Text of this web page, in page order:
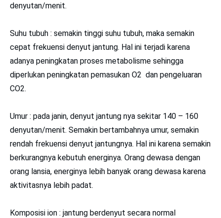
denyutan/menit.
Suhu tubuh : semakin tinggi suhu tubuh, maka semakin
cepat frekuensi denyut jantung. Hal ini terjadi karena
adanya peningkatan proses metabolisme sehingga
diperlukan peningkatan pemasukan O2 dan pengeluaran
CO2.
Umur : pada janin, denyut jantung nya sekitar 140 – 160
denyutan/menit. Semakin bertambahnya umur, semakin
rendah frekuensi denyut jantungnya. Hal ini karena semakin
berkurangnya kebutuh energinya. Orang dewasa dengan
orang lansia, energinya lebih banyak orang dewasa karena
aktivitasnya lebih padat.
Komposisi ion : jantung berdenyut secara normal